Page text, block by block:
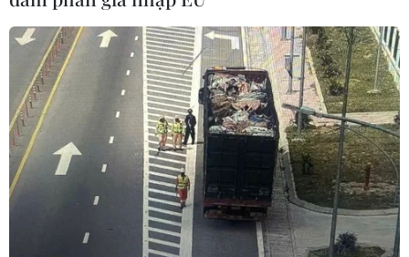
có mưa to
06/08/2026 23:15
Kế hoạch hành động phòng, chống
bão, lũ, thiên tai cực đoan và biến đổi
khí hậu
06/08/2026 23:00
Xem thêm